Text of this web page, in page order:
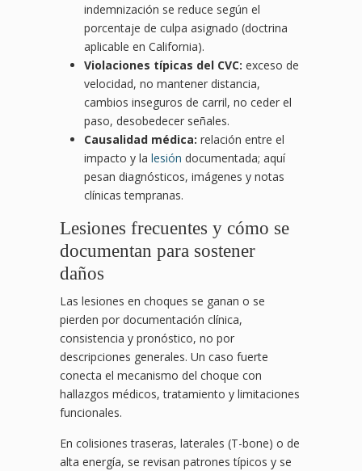
indemnización se reduce según el
porcentaje de culpa asignado (doctrina
aplicable en California).
Violaciones típicas del CVC: exceso de
velocidad, no mantener distancia,
cambios inseguros de carril, no ceder el
paso, desobedecer señales.
Causalidad médica: relación entre el
impacto y la lesión documentada; aquí
pesan diagnósticos, imágenes y notas
clínicas tempranas.
Lesiones frecuentes y cómo se
documentan para sostener
daños
Las lesiones en choques se ganan o se
pierden por documentación clínica,
consistencia y pronóstico, no por
descripciones generales. Un caso fuerte
conecta el mecanismo del choque con
hallazgos médicos, tratamiento y limitaciones
funcionales.
En colisiones traseras, laterales (T-bone) o de
alta energía, se revisan patrones típicos y se